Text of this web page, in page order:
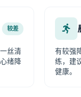
较差
丝清
绪降
有较强
练，建
健康。